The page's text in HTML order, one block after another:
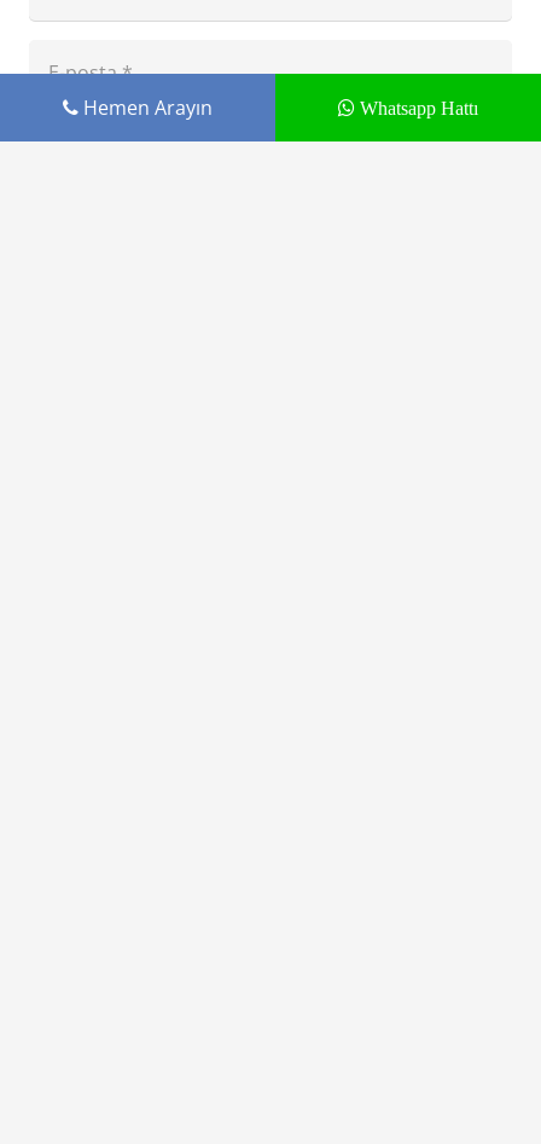
Daha sonraki yorumlarımda kullanılması için
Hemen Arayın Whatsapp Hattı